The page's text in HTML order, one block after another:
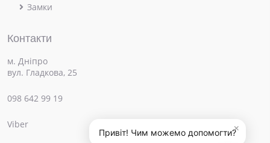
×
Привіт! Чим можемо допомогти?
Замки
Контакти
м. Дніпро
вул. Гладкова, 25
098 642 99 19
Viber